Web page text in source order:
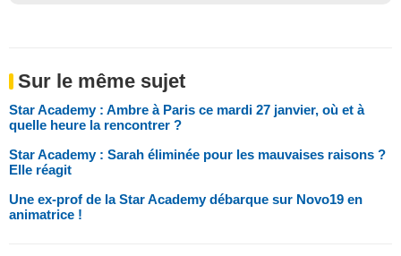
Sur le même sujet
Star Academy : Ambre à Paris ce mardi 27 janvier, où et à
quelle heure la rencontrer ?
Star Academy : Sarah éliminée pour les mauvaises raisons ?
Elle réagit
Une ex-prof de la Star Academy débarque sur Novo19 en
animatrice !